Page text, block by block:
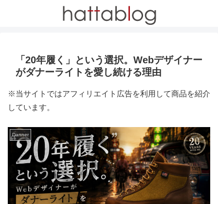
「20年履く」という選択。Webデザイナー
がダナーライトを愛し続ける理由
※当サイトではアフィリエイト広告を利用して商品を紹介
しています。
Danner